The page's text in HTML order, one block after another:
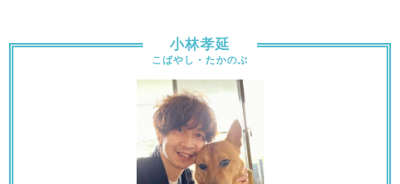
小林孝延
こばやし・たかのぶ